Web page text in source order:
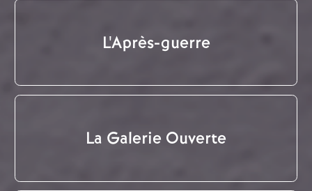
L'Après-guerre
La Galerie Ouverte